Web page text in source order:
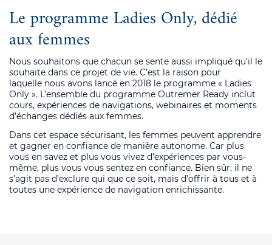
Le programme Ladies Only, dédié
aux femmes
Nous souhaitons que chacun se sente aussi impliqué qu’il le
souhaite dans ce projet de vie. C’est la raison pour
laquelle nous avons lancé en 2018 le programme « Ladies
Only ». L’ensemble du programme Outremer Ready inclut
cours, expériences de navigations, webinaires et moments
d’échanges dédiés aux femmes.
Dans cet espace sécurisant, les femmes peuvent apprendre
et gagner en confiance de manière autonome. Car plus
vous en savez et plus vous vivez d’expériences par vous-
même, plus vous vous sentez en confiance. Bien sûr, il ne
s’agit pas d’exclure qui que ce soit, mais d’offrir à tous et à
toutes une expérience de navigation enrichissante.